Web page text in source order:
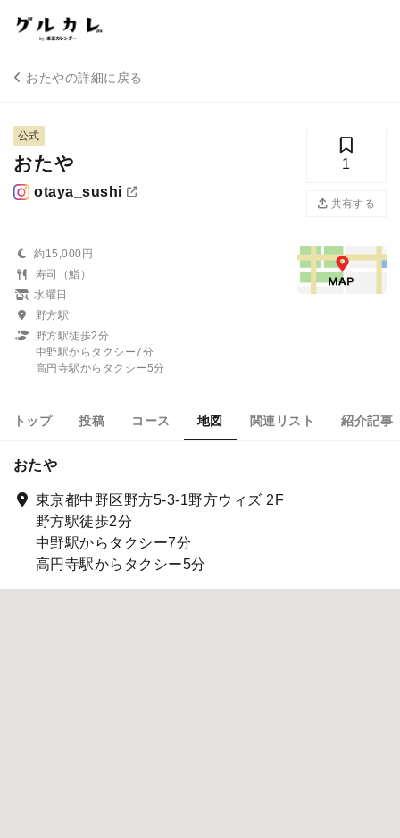
おたやの詳細に戻る
公式
おたや
otaya_sushi
1
共有する
約15,000円
寿司（鮨）
水曜日
野方駅
野方駅徒歩2分
中野駅からタクシー7分
高円寺駅からタクシー5分
トップ 投稿 コース 地図 関連リスト 紹介記事
おたや
東京都中野区野方5-3-1野方ウィズ 2F
野方駅徒歩2分
中野駅からタクシー7分
高円寺駅からタクシー5分